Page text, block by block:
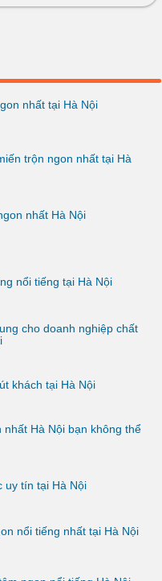
nhất tại Hà Nội
trộn ngon nhất tại Hà
nhất Hà Nội
nổi tiếng tại Hà Nội
cho doanh nghiệp chất
khách tại Hà Nội
Hà Nội bạn không thể
uy tín tại Hà Nội
nổi tiếng nhất tại Hà Nội